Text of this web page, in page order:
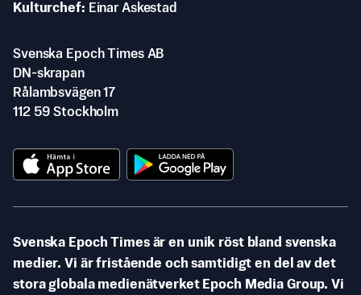
Kulturchef
Einar Askestad
Svenska Epoch Times AB
DN-skrapan
Rålambsvägen 17
112 59 Stockholm
Svenska Epoch Times är en unik röst bland svenska
medier. Vi är fristående och samtidigt en del av det
stora globala medienätverket Epoch Media Group. Vi